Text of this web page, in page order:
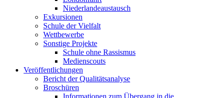
Niederlandeaustausch
Exkursionen
Schule der Vielfalt
Wettbewerbe
Sonstige Projekte
Schule ohne Rassismus
Medienscouts
Veröffentlichungen
Bericht der Qualitätsanalyse
Broschüren